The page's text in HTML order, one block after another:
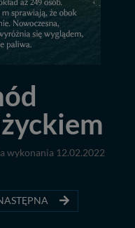
wykonania 12.02.2022